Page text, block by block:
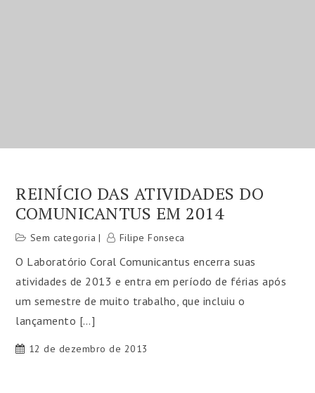
REINÍCIO DAS ATIVIDADES DO
COMUNICANTUS EM 2014
Sem categoria Filipe Fonseca
O Laboratório Coral Comunicantus encerra suas
atividades de 2013 e entra em período de férias após
um semestre de muito trabalho, que incluiu o
lançamento […]
12 de dezembro de 2013